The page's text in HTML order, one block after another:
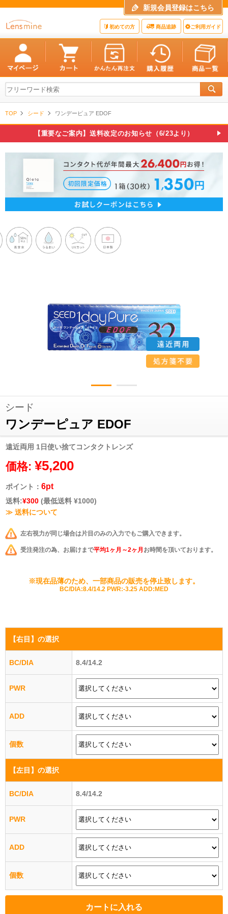
新規会員登録はこちら
初めての方 商品追跡 ご利用ガイド
TOP シード ワンデーピュア EDOF
【重要なご案内】送料改定のお知らせ（6/23より）
シード
ワンデーピュア EDOF
遠近両用 1日使い捨てコンタクトレンズ
価格: ¥5,200
ポイント：6pt
送料:¥300 (最低送料 ¥1000)
≫ 送料について
左右視力が同じ場合は片目のみの入力でもご購入できます。
受注発注の為、お届けまで平均1ヶ月～2ヶ月 お時間を頂いております。
※現在品薄のため、一部商品の販売を停止致します。
BC/DIA:8.4/14.2 PWR:-3.25 ADD:MED
【右目】 の選択
BC/DIA 8.4/14.2
PWR
ADD
個数
【左目】 の選択
BC/DIA 8.4/14.2
PWR
ADD
個数